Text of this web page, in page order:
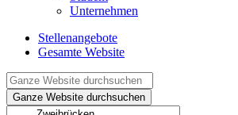
Unternehmen
Stellenangebote
Gesamte Website